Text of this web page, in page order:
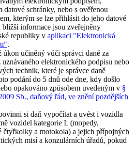
datové schránky, nebo s ověřenou
kterým se lze přihlásit do jeho datové
bližší informace jsou zveřejněny
republiky v aplikaci "Elektronická
.
učiněný vůči správci daně za
elektronického podpisu nebo
technik, které je správce daně
podání do 5 dnů ode dne, kdy došlo
opakováno způsobem uvedeným v §
Sb., daňový řád, ve znění pozdějších
si daň vypočítat a uvést i vozidla
vozidel kategorie L (mopedy,
a motokola) a jejich přípojných
misí a konzulárních úřadů, pokud